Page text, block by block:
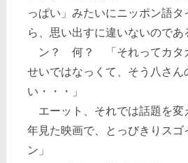
っぱい」みたいにニッポン語タ
ら、思い出すに違いないのであ
ン？ 何？ 「それってカタ
せいではなっくて、そう八さん
い・・・」
エーット、それでは話題を変
年見た映画で、とっびきりスゴ
ン」